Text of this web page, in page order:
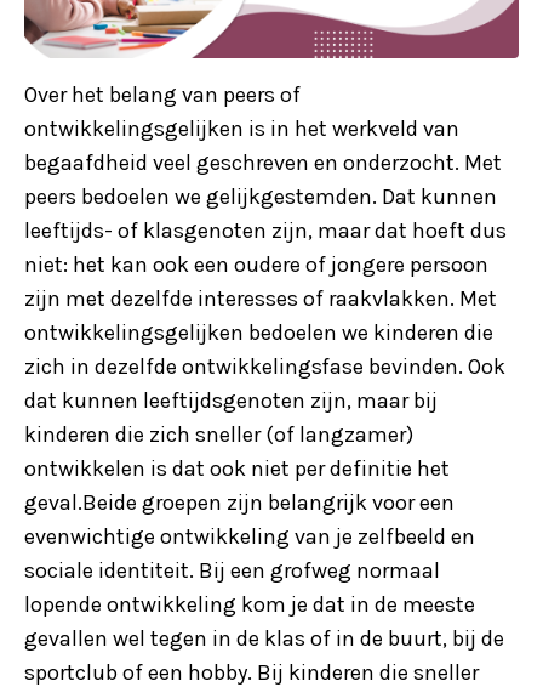
Over het belang van peers of
ontwikkelingsgelijken is in het werkveld van
begaafdheid veel geschreven en onderzocht. Met
peers bedoelen we gelijkgestemden. Dat kunnen
leeftijds- of klasgenoten zijn, maar dat hoeft dus
niet: het kan ook een oudere of jongere persoon
zijn met dezelfde interesses of raakvlakken. Met
ontwikkelingsgelijken bedoelen we kinderen die
zich in dezelfde ontwikkelingsfase bevinden. Ook
dat kunnen leeftijdsgenoten zijn, maar bij
kinderen die zich sneller (of langzamer)
ontwikkelen is dat ook niet per definitie het
geval.Beide groepen zijn belangrijk voor een
evenwichtige ontwikkeling van je zelfbeeld en
sociale identiteit. Bij een grofweg normaal
lopende ontwikkeling kom je dat in de meeste
gevallen wel tegen in de klas of in de buurt, bij de
sportclub of een hobby. Bij kinderen die sneller